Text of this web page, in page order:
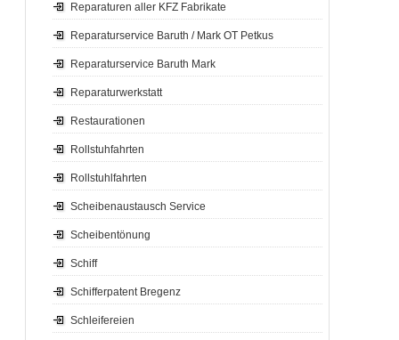
Reparaturen aller KFZ Fabrikate
Reparaturservice Baruth / Mark OT Petkus
Reparaturservice Baruth Mark
Reparaturwerkstatt
Restaurationen
Rollstuhfahrten
Rollstuhlfahrten
Scheibenaustausch Service
Scheibentönung
Schiff
Schifferpatent Bregenz
Schleifereien